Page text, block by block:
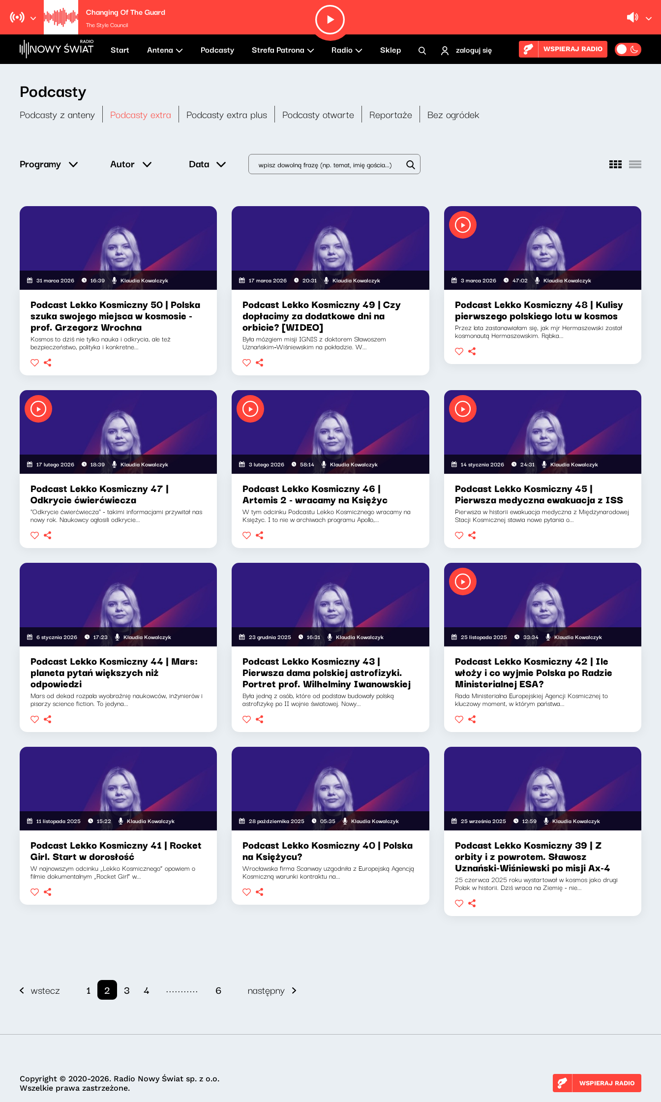
Changing Of The Guard
The Style Council
Start Antena Podcasty Strefa Patrona Radio Sklep zaloguj się WSPIERAJ RADIO
Podcasty
Podcasty z anteny Podcasty extra Podcasty extra plus Podcasty otwarte Reportaże Bez ogródek
Programy Autor Data
31 marca 2026 16:39 Klaudia Kowalczyk
Podcast Lekko Kosmiczny 50 | Polska
szuka swojego miejsca w kosmosie -
prof. Grzegorz Wrochna
Kosmos to dziś nie tylko nauka i odkrycia, ale też
bezpieczeństwo, polityka i konkretne...
17 marca 2026 20:31 Klaudia Kowalczyk
Podcast Lekko Kosmiczny 49 | Czy
dopłacimy za dodatkowe dni na
orbicie? [WIDEO]
Była mózgiem misji IGNIS z doktorem Sławoszem
Uznańskim‑Wiśniewskim na pokładzie. W...
3 marca 2026 47:02 Klaudia Kowalczyk
Podcast Lekko Kosmiczny 48 | Kulisy
pierwszego polskiego lotu w kosmos
Przez lata zastanawiałam się, jak mjr Hermaszewski został
kosmonautą Hermaszewskim. Rąbka...
17 lutego 2026 18:39 Klaudia Kowalczyk
Podcast Lekko Kosmiczny 47 |
Odkrycie ćwierćwiecza
"Odkrycie ćwierćwiecza" - takimi informacjami przywitał nas
nowy rok. Naukowcy ogłosili odkrycie...
3 lutego 2026 58:14 Klaudia Kowalczyk
Podcast Lekko Kosmiczny 46 |
Artemis 2 - wracamy na Księżyc
W tym odcinku Podcastu Lekko Kosmicznego wracamy na
Księżyc. I to nie w archiwach programu Apollo,...
14 stycznia 2026 24:31 Klaudia Kowalczyk
Podcast Lekko Kosmiczny 45 |
Pierwsza medyczna ewakuacja z ISS
Pierwsza w historii ewakuacja medyczna z Międzynarodowej
Stacji Kosmicznej stawia nowe pytania o...
6 stycznia 2026 17:23 Klaudia Kowalczyk
Podcast Lekko Kosmiczny 44 | Mars:
planeta pytań większych niż
odpowiedzi
Mars od dekad rozpala wyobraźnię naukowców, inżynierów i
pisarzy science fiction. To jedyna...
23 grudnia 2025 16:31 Klaudia Kowalczyk
Podcast Lekko Kosmiczny 43 |
Pierwsza dama polskiej astrofizyki.
Portret prof. Wilhelminy Iwanowskiej​
Była jedną z osób, które od podstaw budowały polską
astrofizykę po II wojnie światowej. Nowy...
25 listopada 2025 33:34 Klaudia Kowalczyk
Podcast Lekko Kosmiczny 42 | Ile
włoży i co wyjmie Polska po Radzie
Ministerialnej ESA?
Rada Ministerialna Europejskiej Agencji Kosmicznej to
kluczowy moment, w którym państwa...
11 listopada 2025 15:22 Klaudia Kowalczyk
Podcast Lekko Kosmiczny 41 | Rocket
Girl. Start w dorosłość
W najnowszym odcinku „Lekko Kosmicznego” opowiem o
filmie dokumentalnym „Rocket Girl” w...
28 października 2025 05:35 Klaudia Kowalczyk
Podcast Lekko Kosmiczny 40 | Polska
na Księżycu?
Wrocławska firma Scanway uzgodniła z Europejską Agencją
Kosmiczną warunki kontraktu na...
25 września 2025 12:59 Klaudia Kowalczyk
Podcast Lekko Kosmiczny 39 | Z
orbity i z powrotem. Sławosz
Uznański-Wiśniewski po misji Ax-4
25 czerwca 2025 roku wystartował w kosmos jako drugi
Polak w historii. Dziś wraca na Ziemię - nie...
wstecz 1 2 3 4 ........... 6 następny
Copyright © 2020-2026. Radio Nowy Świat sp. z o.o.
Wszelkie prawa zastrzeżone.
WSPIERAJ RADIO